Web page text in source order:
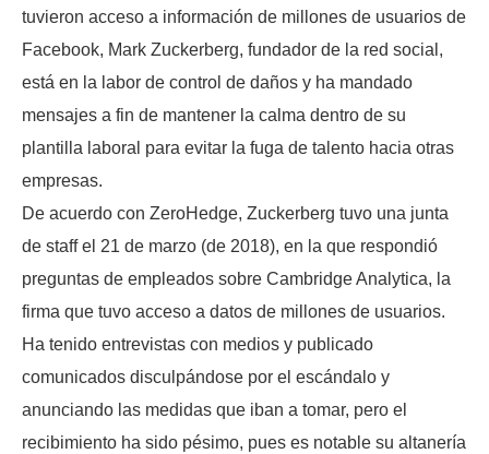
tuvieron acceso a información de millones de usuarios de
Facebook, Mark Zuckerberg, fundador de la red social,
está en la labor de control de daños y ha mandado
mensajes a fin de mantener la calma dentro de su
plantilla laboral para evitar la fuga de talento hacia otras
empresas.
De acuerdo con ZeroHedge, Zuckerberg tuvo una junta
de staff el 21 de marzo (de 2018), en la que respondió
preguntas de empleados sobre Cambridge Analytica, la
firma que tuvo acceso a datos de millones de usuarios.
Ha tenido entrevistas con medios y publicado
comunicados disculpándose por el escándalo y
anunciando las medidas que iban a tomar, pero el
recibimiento ha sido pésimo, pues es notable su altanería